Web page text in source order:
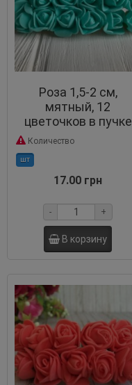
Роза 1,5-2 см,
мятный, 12
цветочков в пучке
Количество
шт
17.00 грн
- +
В корзину